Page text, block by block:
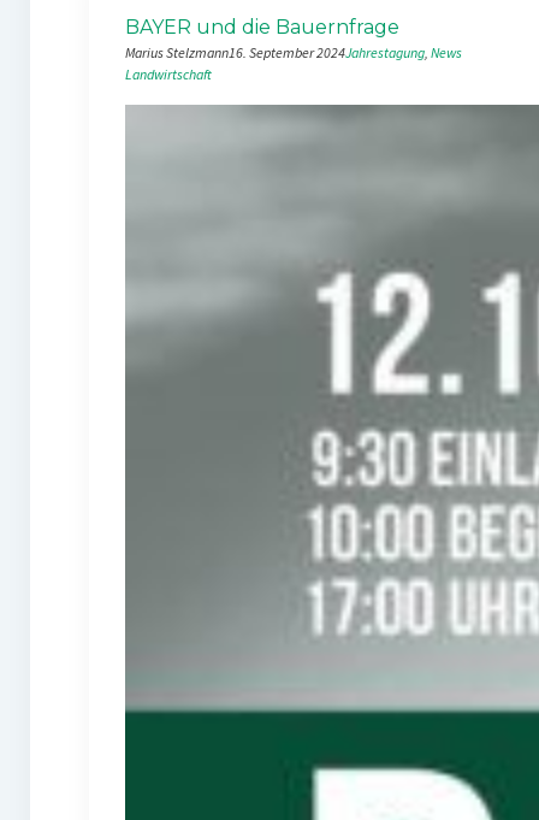
BAYER und die Bauernfrage
Marius Stelzmann16. September 2024Jahrestagung, News
Landwirtschaft